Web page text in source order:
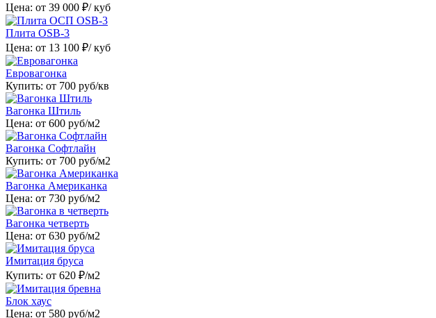
Цена: от 39 000 ₽/ куб
Плита OSB-3
Цена: от 13 100 ₽/ куб
Евровагонка
Купить: от 700 руб/кв
Вагонка Штиль
Цена: от 600 руб/м2
Вагонка Софтлайн
Купить: от 700 руб/м2
Вагонка Американка
Цена: от 730 руб/м2
Вагонка четверть
Цена: от 630 руб/м2
Имитация бруса
Купить: от 620 ₽/м2
Блок хаус
Цена: от 580 руб/м2